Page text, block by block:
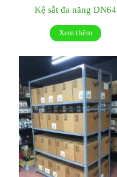
Kệ sắt đa năng DN64
Xem thêm